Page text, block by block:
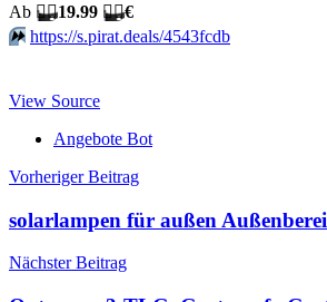
Аb 🏴‍☠️19.99 🏴‍☠️€
⏩️ https://s.pirat.deals/4543fcdb
View Source
Angebote Bot
Beitragsnavigation
Vorheriger Beitrag
solarlampen für außen
Nächster Beitrag